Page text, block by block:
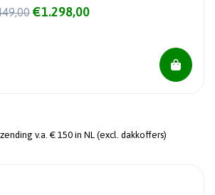
€1.298,00
v.a. € 150 in NL (excl. dakkoffers)